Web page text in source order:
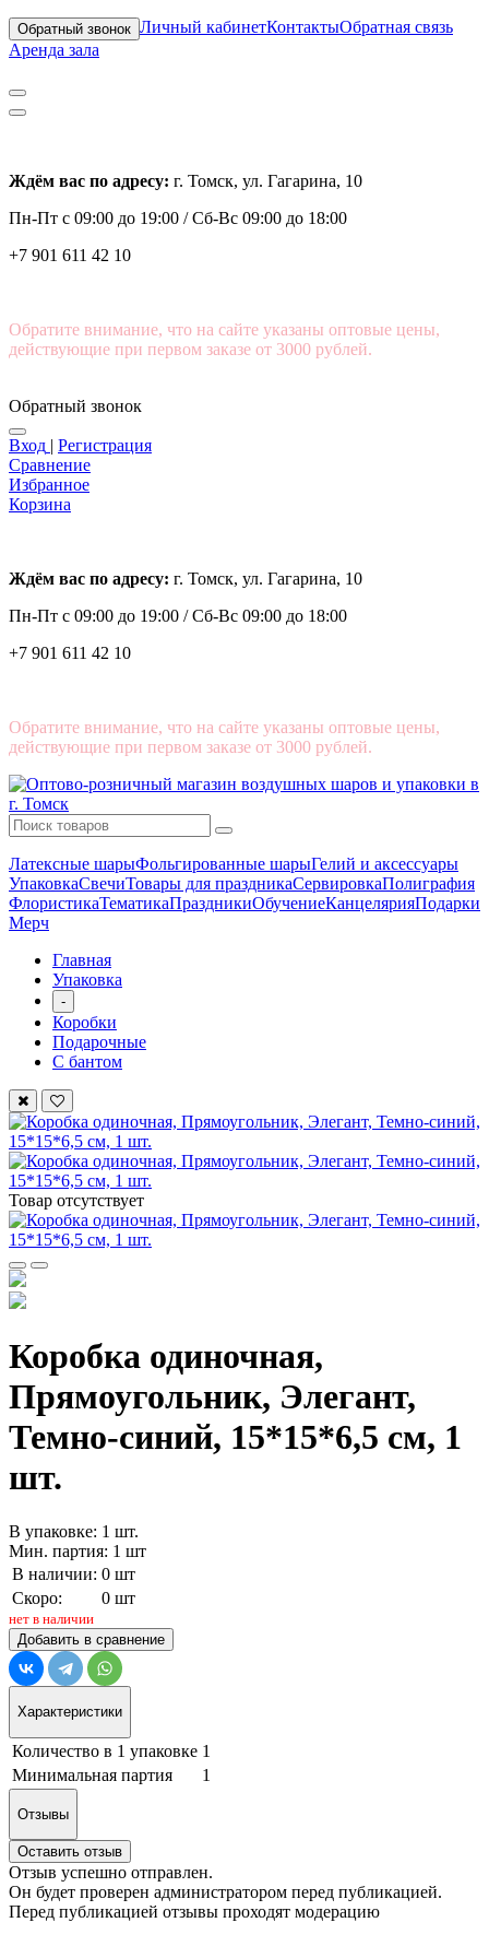
Обратный звонок Личный кабинетКонтактыОбратная связь
Аренда зала
Ждём вас по адресу: г. Томск, ул. Гагарина, 10
Пн-Пт с 09:00 до 19:00 /Сб-Вс 09:00 до 18:00
+7 901 611 42 10
Обратите внимание, что на сайте указаны оптовые цены,
действующие при первом заказе от 3000 рублей.
Обратный звонок
Вход | Регистрация
Сравнение
Избранное
Корзина
Ждём вас по адресу: г. Томск, ул. Гагарина, 10
Пн-Пт с 09:00 до 19:00 /Сб-Вс 09:00 до 18:00
+7 901 611 42 10
Обратите внимание, что на сайте указаны оптовые цены,
действующие при первом заказе от 3000 рублей.
Латексные шарыФольгированные шарыГелий и аксессуары
УпаковкаСвечиТовары для праздникаСервировкаПолиграфия
ФлористикаТематикаПраздникиОбучениеКанцелярияПодарки
Мерч
Главная
Упаковка
-
Коробки
Подарочные
С бантом
Товар отсутствует
Коробка одиночная,
Прямоугольник, Элегант,
Темно-синий, 15*15*6,5 см, 1
шт.
В упаковке: 1 шт.
Мин. партия: 1 шт
В наличии: 0 шт
Скоро:
0 шт
нет в наличии
Добавить в сравнение
Характеристики
Количество в 1 упаковке 1
Минимальная партия
1
Отзывы
Оставить отзыв
Отзыв успешно отправлен.
Он будет проверен администратором перед публикацией.
Перед публикацией отзывы проходят модерацию